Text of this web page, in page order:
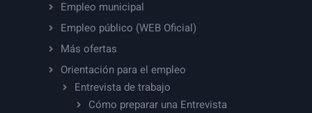
Empleo municipal
Empleo público (WEB Oficial)
Más ofertas
Orientación para el empleo
Entrevista de trabajo
Cómo preparar una Entrevista